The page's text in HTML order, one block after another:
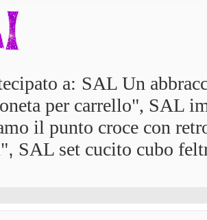
a: SAL Un
per carrello", SAL
il punto croce con
, SAL set cucito cubo